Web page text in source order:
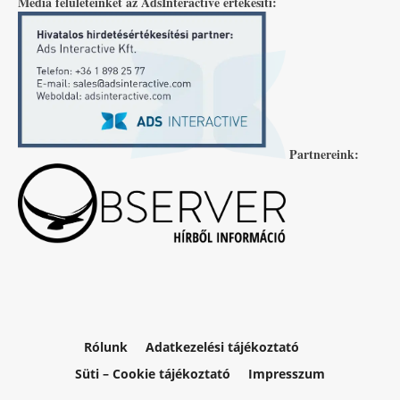
Partnereink:
Rólunk
Adatkezelési tájékoztató
Süti – Cookie tájékoztató
Impresszum